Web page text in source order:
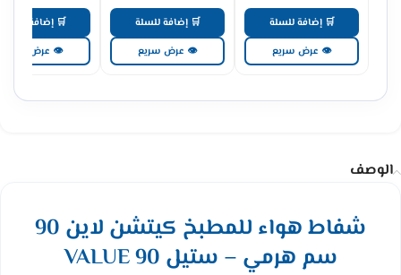
🛒 إضافة للسلة
👁 عرض سريع
🛒 إضافة للسلة
👁 عرض سريع
🛒 إضافة للسلة
👁 عرض سريع
الوصف
شفاط هواء للمطبخ كيتشن لاين 90
سم هرمي – ستيل VALUE 90